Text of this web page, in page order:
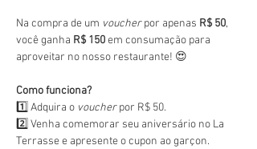
Na compra de um voucher por apenas R$ 50,
você ganha R$ 150 em consumação para
aproveitar no nosso restaurante! 😍
Como funciona?
1️⃣ Adquira o voucher por R$ 50.
2️⃣ Venha comemorar seu aniversário no La
Terrasse e apresente o cupon ao garçon.